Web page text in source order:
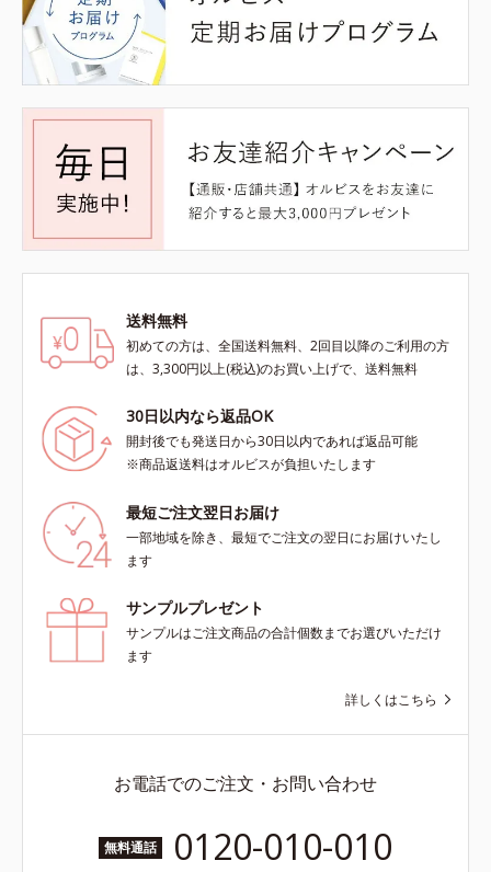
送料無料
初めての方は、全国送料無料、2回目以降のご利用の方
は、3,300円以上(税込)のお買い上げで、送料無料
30日以内なら返品OK
開封後でも発送日から30日以内であれば返品可能
※商品返送料はオルビスが負担いたします
最短ご注文翌日お届け
一部地域を除き、最短でご注文の翌日にお届けいたし
ます
サンプルプレゼント
サンプルはご注文商品の合計個数までお選びいただけ
ます
詳しくはこちら
お電話でのご注文・お問い合わせ
無料通話 0120-010-010